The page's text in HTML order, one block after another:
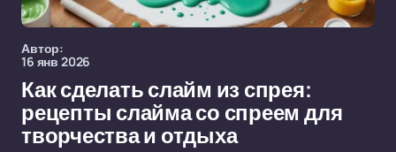
Автор:
16 янв 2026
Как сделать слайм из спрея:
рецепты слайма со спреем для
творчества и отдыха